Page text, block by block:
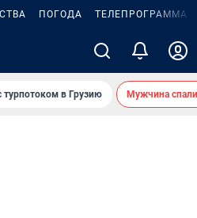
ПОГОДА ТЕЛЕПРОГРАММА
турпотоком в Грузию Мужчина